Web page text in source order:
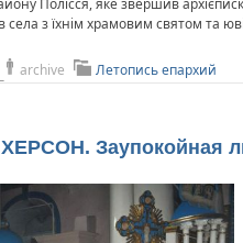
Полісся, яке звершив
села з їхнім храмовим святом та
archive Летопись епархий
ХЕРСОН. Заупокойная